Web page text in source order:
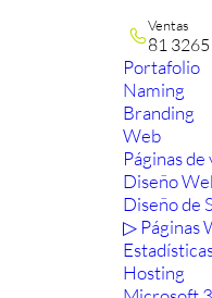
Ventas
81
Portafolio
Naming
Branding
Web
Páginas
Diseño
Diseño de
▷ Páginas
Hosting